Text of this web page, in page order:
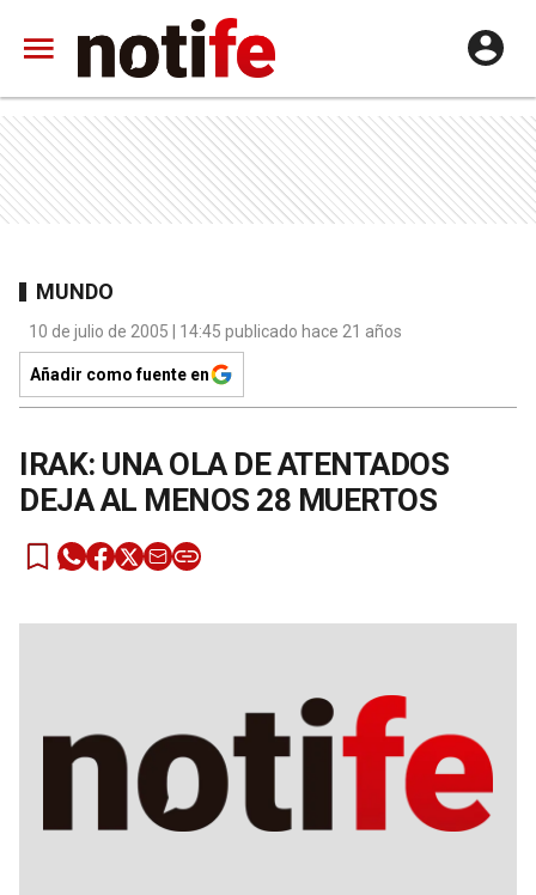
MUNDO
10 de julio de 2005 | 14:45 publicado hace 21 años
Añadir como fuente en
IRAK: UNA OLA DE ATENTADOS
DEJA AL MENOS 28 MUERTOS